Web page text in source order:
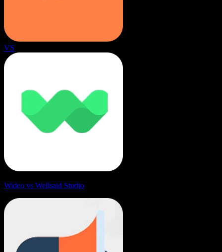
VS
Wideo vs Wellsaid Studio